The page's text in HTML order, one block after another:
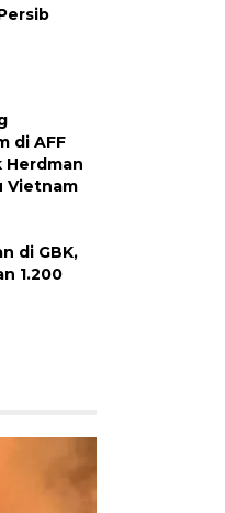
Java Jazz Festival
lagu
agr
di AFF
Vietnam
di GBK,
1.200